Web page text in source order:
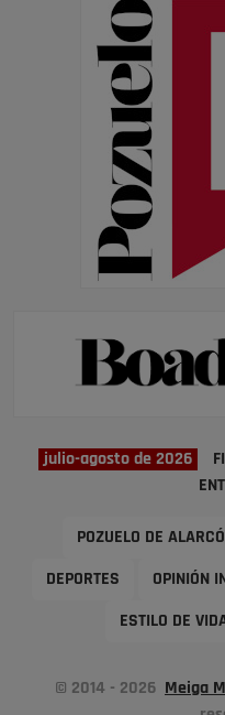
julio-agosto de 2026
POZUELO DE
DEPORTES OPINIÓN
ESTILO DE
© 2014 - 2026 Meiga